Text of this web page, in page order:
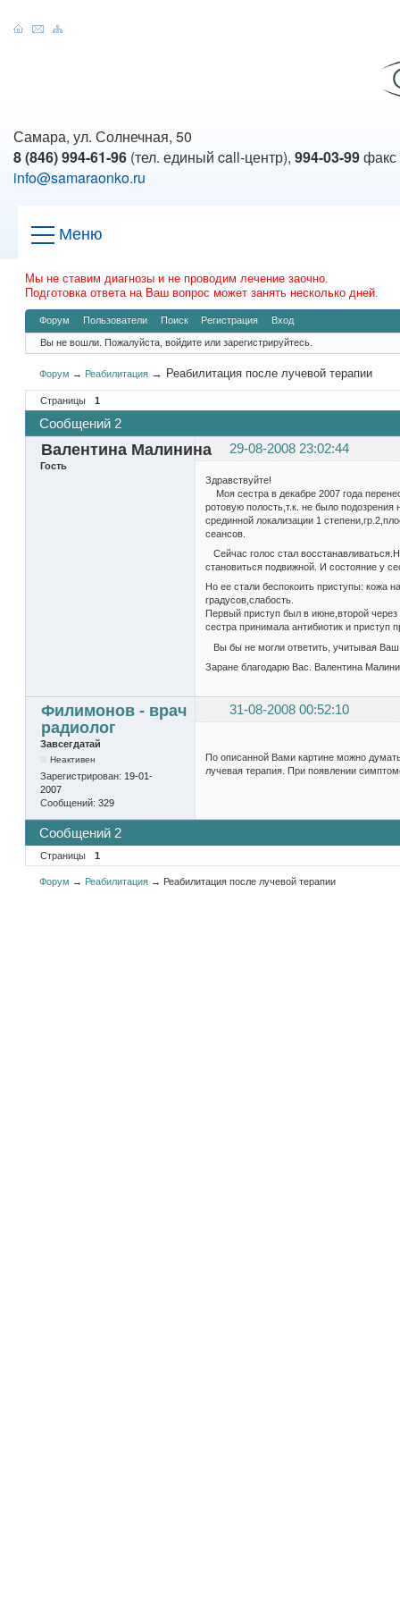
Самара, ул. Солнечная, 50
8 (846) 994-61-96 (тел. единый call-центр), 994-03-99факс
info@samaraonko.ru
Меню
Мы не ставим диагнозы и не проводим лечение заочно.
Подготовка ответа на Ваш вопрос может занять несколько дней.
Форум Пользователи Поиск Регистрация Вход
Вы не вошли. Пожалуйста, войдите или зарегистрируйтесь.
Форум → Реабилитация → Реабилитация после лучевой терапии
Страницы 1
Сообщений 2
Валентина Малинина 29-08-2008 23:02:44
Гость
Здравствуйте!
Моя сестра в декабре 2007 года
ротовую полость,т.к. не было подозрения
срединной локализации 1
сеансов.
Сейчас голос стал
становиться подвижной. И состояние у
Но ее стали беспокоить приступы: кожа
градусов,слабость.
Первый приступ был в июне,второй
сестра принимала антибиотик и приступ
Вы бы не могли ответить, учитывая Ваш
Заране благодарю Вас. Валентина
Филимонов - врач
радиолог
31-08-2008 00:52:10
Завсегдатай
Неактивен
Зарегистрирован: 19-01-
2007
Сообщений: 329
По описанной Вами картине можно
лучевая терапия. При появлении
Сообщений 2
Страницы 1
Форум → Реабилитация → Реабилитация после лучевой терапии